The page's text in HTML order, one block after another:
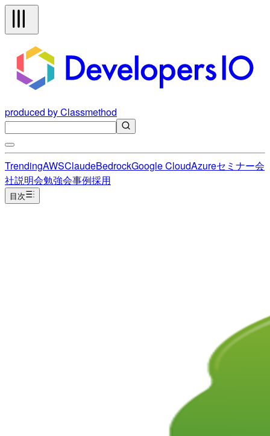
produced by Classmethod
TrendingAWSClaudeBedrockGoogle CloudAzureセミナー会
社説明会勉強会事例採用
目次